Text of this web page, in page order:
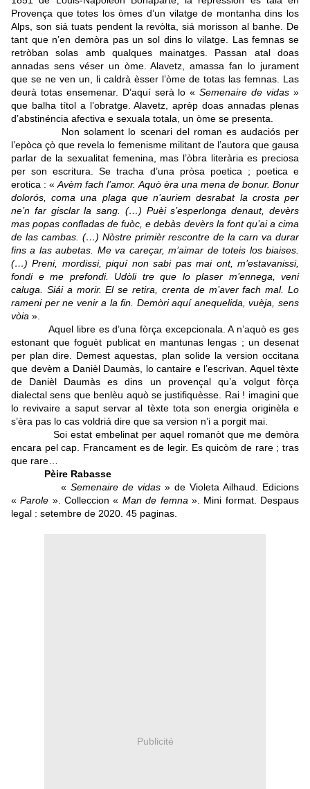
Provença que totes los òmes d’un vilatge de montanha dins los
Alps, son siá tuats pendent la revòlta, siá morisson al banhe. De
tant que n’en demòra pas un sol dins lo vilatge. Las femnas se
retròban solas amb qualques mainatges. Passan atal doas
annadas sens véser un òme. Alavetz, amassa fan lo jurament
que se ne ven un, li caldrà èsser l’òme de totas las femnas. Las
deurà totas ensemenar. D’aquí serà lo «Semenaire de vidas »
que balha títol a l’obratge. Alavetz, aprèp doas annadas plenas
d’abstinéncia afectiva e sexuala totala, un òme se presenta.
Non solament lo scenari del roman es audaciós per
l’epòca çò que revela lo femenisme militant de l’autora que gausa
parlar de la sexualitat femenina, mas l’òbra literària es preciosa
per son escritura.Se tracha d’una pròsa poetica ; poetica e
erotica : « Avèm fach l’amor. Aquò èra una mena de bonur. Bonur
dolorós, coma una plaga que n’auriem desrabat la crosta per
ne’n far gisclar la sang. (…) Puèi s’esperlonga denaut, devèrs
mas popas confladas de fuòc, e debàs devèrs la font qu’ai a cima
de las cambas. (…) Nòstre primièr rescontre de la carn va durar
fins a las aubetas. Me va careçar, m’aimar de toteis los biaises.
(…) Preni, mordissi, piquí non sabi pas mai ont, m’estavanissi,
fondi e me prefondi. Udòli tre que lo plaser m’ennega, veni
caluga. Siái a morir. El se retira, crenta de m’aver fach mal. Lo
rameni per ne venir a la fin. Demòri aquí anequelida, vuèja, sens
vòia ».
Aquel libre es d’una fòrça excepcionala. A n’aquò es ges
estonant que foguèt publicat en mantunas lengas ; un desenat
per plan dire. Demest aquestas, plan solide la version occitana
que devèm a Danièl Daumàs, lo cantaire e l’escrivan. Aquel tèxte
de Danièl Daumàs es dins un provençal qu’a volgut fòrça
dialectal sens que benlèu aquò se justifiquèsse. Rai ! imagini que
lo revivaire a saput servar al tèxte tota son energia originèla e
s’èra pas lo cas voldriá dire que sa version n’i a porgit mai.
Soi estat embelinat per aquel romanòt que me demòra
encara pel cap. Francament es de legir. Es quicòm de rare ; tras
que rare…
Pèire Rabasse
« Semenaire de vidas » de Violeta Ailhaud. Edicions
«Parole ». Colleccion « Man de femna ». Mini format. Despaus
legal : setembre de 2020. 45 paginas.
Publicité